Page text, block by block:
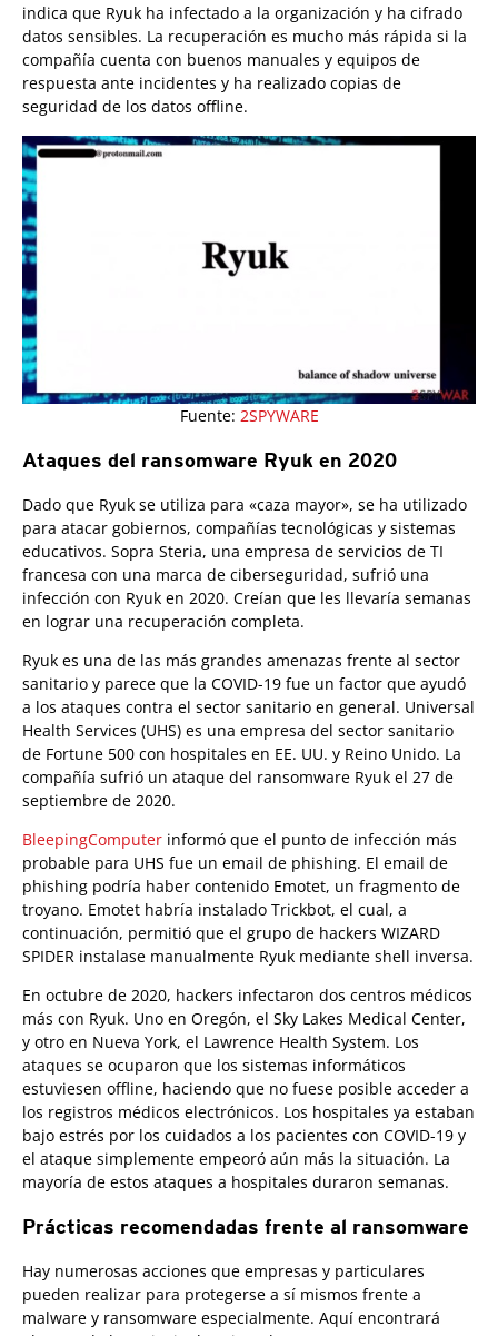
indica que Ryuk ha infectado a la organización y ha cifrado
datos sensibles. La recuperación es mucho más rápida si la
compañía cuenta con buenos manuales y equipos de
respuesta ante incidentes y ha realizado copias de
seguridad de los datos offline.
Fuente: 2SPYWARE
Ataques del ransomware Ryuk en 2020
Dado que Ryuk se utiliza para «caza mayor», se ha utilizado
para atacar gobiernos, compañías tecnológicas y sistemas
educativos. Sopra Steria, una empresa de servicios de TI
francesa con una marca de ciberseguridad, sufrió una
infección con Ryuk en 2020. Creían que les llevaría semanas
en lograr una recuperación completa.
Ryuk es una de las más grandes amenazas frente al sector
sanitario y parece que la COVID-19 fue un factor que ayudó
a los ataques contra el sector sanitario en general. Universal
Health Services (UHS) es una empresa del sector sanitario
de Fortune 500 con hospitales en EE. UU. y Reino Unido. La
compañía sufrió un ataque del ransomware Ryuk el 27 de
septiembre de 2020.
BleepingComputer informó que el punto de infección más
probable para UHS fue un email de phishing. El email de
phishing podría haber contenido Emotet, un fragmento de
troyano. Emotet habría instalado Trickbot, el cual, a
continuación, permitió que el grupo de hackers WIZARD
SPIDER instalase manualmente Ryuk mediante shell inversa.
En octubre de 2020, hackers infectaron dos centros médicos
más con Ryuk. Uno en Oregón, el Sky Lakes Medical Center,
y otro en Nueva York, el Lawrence Health System. Los
ataques se ocuparon que los sistemas informáticos
estuviesen offline, haciendo que no fuese posible acceder a
los registros médicos electrónicos. Los hospitales ya estaban
bajo estrés por los cuidados a los pacientes con COVID-19 y
el ataque simplemente empeoró aún más la situación. La
mayoría de estos ataques a hospitales duraron semanas.
Prácticas recomendadas frente al ransomware
Hay numerosas acciones que empresas y particulares
pueden realizar para protegerse a sí mismos frente a
malware y ransomware especialmente. Aquí encontrará